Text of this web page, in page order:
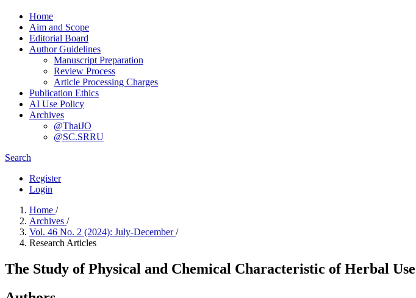
Home
Aim and Scope
Editorial Board
Author Guidelines
Manuscript Preparation
Review Process
Article Processing Charges
Publication Ethics
AI Use Policy
Archives
@ThaiJO
@SC.SRRU
Search
Register
Login
Home /
Archives /
Vol. 46 No. 2 (2024): July-December/
Research Articles
The Study of Physical and Chemical Characteristic of Herbal